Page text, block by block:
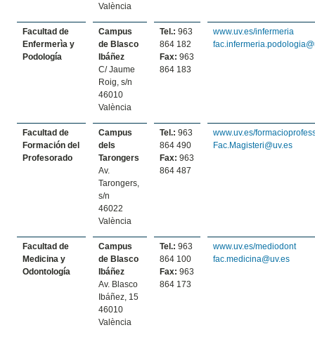
València
Facultad de
Enfermerìa y
Podología
Campus
de Blasco
Ibáñez
C/ Jaume
Roig, s/n
46010
València
Tel.: 963
864 182
Fax: 963
864 183
www.uv.es/infermeria
Facultad de
Formación del
Profesorado
Campus
dels
Tarongers
Av.
Tarongers,
s/n
46022
València
Tel.: 963
864 490
Fax: 963
864 487
www.uv.es/
Fac.Magisteri@uv.es
Facultad de
Medicina y
Odontología
Campus
de Blasco
Ibáñez
Av. Blasco
Ibáñez, 15
46010
València
Tel.: 963
864 100
Fax: 963
864 173
www.uv.es/mediodont
fac.medicina@uv.es